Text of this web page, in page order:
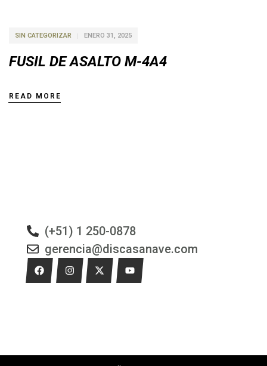
SIN CATEGORIZAR ENERO 31, 2025
FUSIL DE ASALTO M-4A4
READ MORE
(+51) 1 250-0878
gerencia@discasanave.com